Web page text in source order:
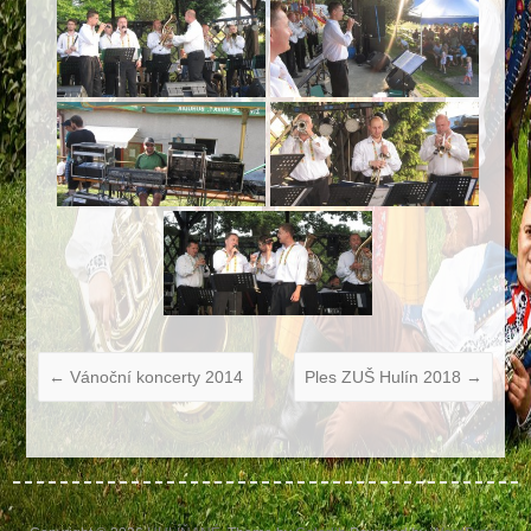
← Vánoční koncerty 2014 Ples ZUŠ Hulín 2018 →